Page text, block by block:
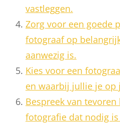
vastleggen.
Zorg voor een goede
fotograaf op
aanwezig is.
Kies voor een
en waarbij jullie je op
Bespreek van
fotografie dat nodig